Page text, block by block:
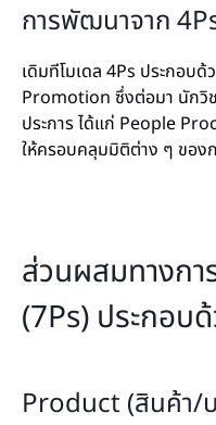
การพัฒนาจาก
เดิมทีโมเดล 4Ps ประกอบ
Promotion ซึ่งต่อมา นักวิ
ประการ ได้แก่ People
ให้ครอบคลุมมิติต่าง ๆ ของ
ส่วนผสมทางกา
(7Ps) ประกอบ
Product (สินค้า/